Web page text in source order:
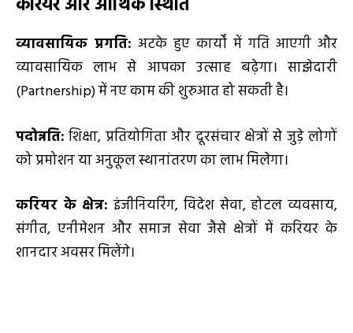
व्यावसायिक प्रगति: अटके हुए कार्यों में गति आएगी और
व्यावसायिक लाभ से आपका उत्साह बढ़ेगा। साझेदारी
(Partnership) में नए काम की शुरुआत हो सकती है।
पदोन्नति: शिक्षा, प्रतियोगिता और दूरसंचार क्षेत्रों से जुड़े लोगों
को प्रमोशन या अनुकूल स्थानांतरण का लाभ मिलेगा।
करियर के क्षेत्र: इंजीनियरिंग, विदेश सेवा, होटल व्यवसाय,
संगीत, एनीमेशन और समाज सेवा जैसे क्षेत्रों में करियर के
शानदार अवसर मिलेंगे।